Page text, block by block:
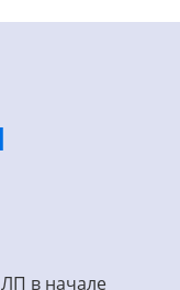
в начале